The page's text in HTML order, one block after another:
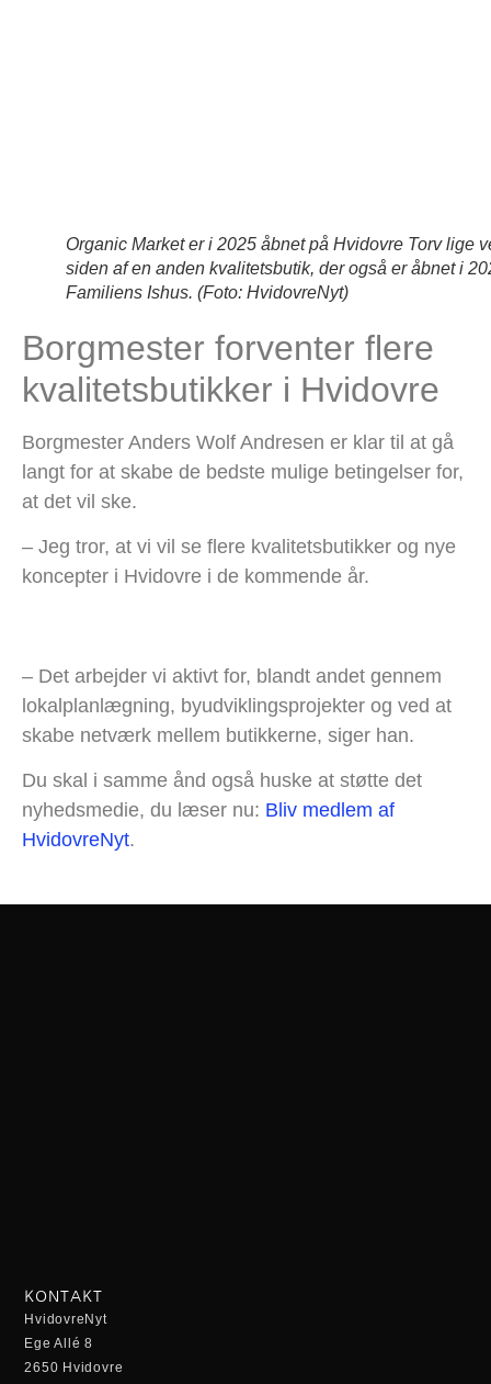
Organic Market er i 2025 åbnet på Hvidovre Torv lige
siden af en anden kvalitetsbutik, der også er åbnet i
Familiens Ishus. (Foto: HvidovreNyt)
Borgmester forventer flere
kvalitetsbutikker i Hvidovre
Borgmester Anders Wolf Andresen er klar til at gå
langt for at skabe de bedste mulige betingelser for,
at det vil ske.
– Jeg tror, at vi vil se flere kvalitetsbutikker og nye
koncepter i Hvidovre i de kommende år.
– Det arbejder vi aktivt for, blandt andet gennem
lokalplanlægning, byudviklingsprojekter og ved at
skabe netværk mellem butikkerne, siger han.
Du skal i samme ånd også huske at støtte det
nyhedsmedie, du læser nu: Bliv medlem af
HvidovreNyt.
KONTAKT
HvidovreNyt
Ege Allé 8
2650 Hvidovre